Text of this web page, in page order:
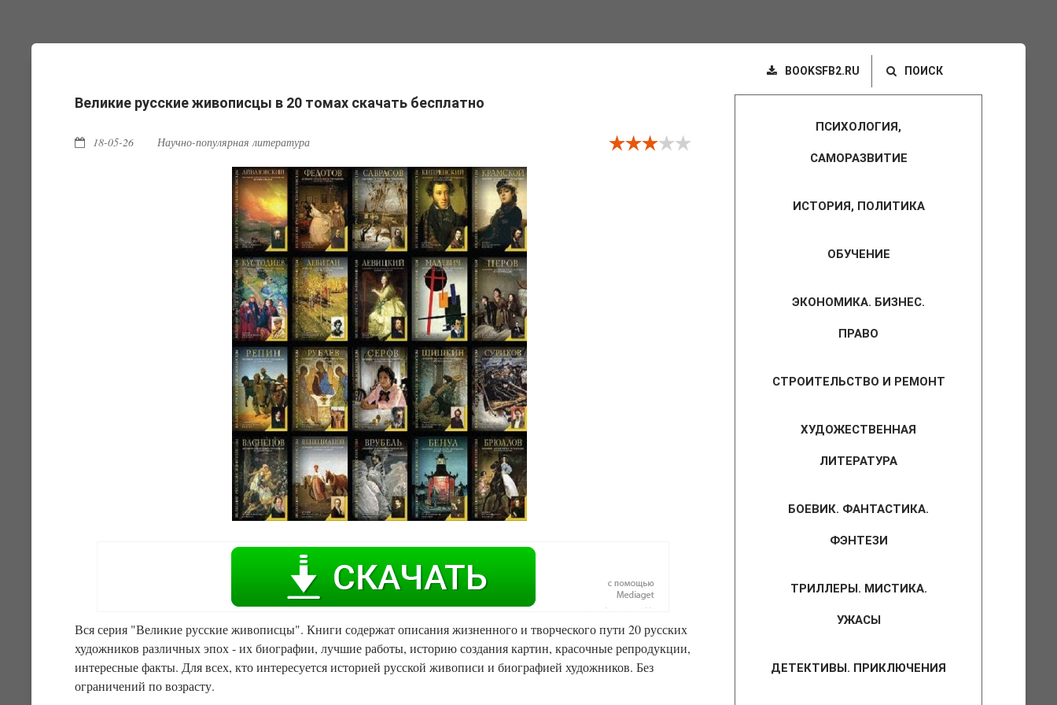
BOOKSFB2.RU ПОИСК
Великие русские живописцы в 20 томах скачать бесплатно
18-05-26 Научно-популярная литература
Вся серия "Великие русские живописцы". Книги содержат описания жизненного и творческого пути 20 русских
художников различных эпох - их биографии, лучшие работы, историю создания картин, красочные репродукции,
интересные факты. Для всех, кто интересуется историей русской живописи и биографией художников. Без
ограничений по возрасту.
ПСИХОЛОГИЯ,
САМОРАЗВИТИЕ
ИСТОРИЯ, ПОЛИТИКА
ОБУЧЕНИЕ
ЭКОНОМИКА. БИЗНЕС.
ПРАВО
СТРОИТЕЛЬСТВО И РЕМОНТ
ХУДОЖЕСТВЕННАЯ
ЛИТЕРАТУРА
БОЕВИК. ФАНТАСТИКА.
ФЭНТЕЗИ
ТРИЛЛЕРЫ. МИСТИКА.
УЖАСЫ
ДЕТЕКТИВЫ. ПРИКЛЮЧЕНИЯ